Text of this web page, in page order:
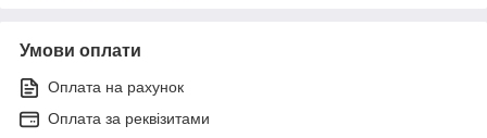
Умови оплати
Оплата на рахунок
Оплата за реквізитами